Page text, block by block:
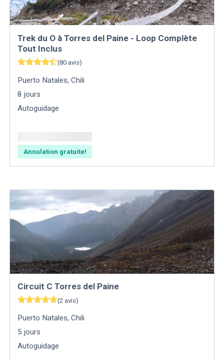
Trek du O à Torres del Paine - Loop Complète
Tout Inclus
(80 avis)
Puerto Natales,Chili
8 jours
Autoguidage
Annulation gratuite!
Circuit C Torres del Paine
(2 avis)
Puerto Natales,Chili
5 jours
Autoguidage